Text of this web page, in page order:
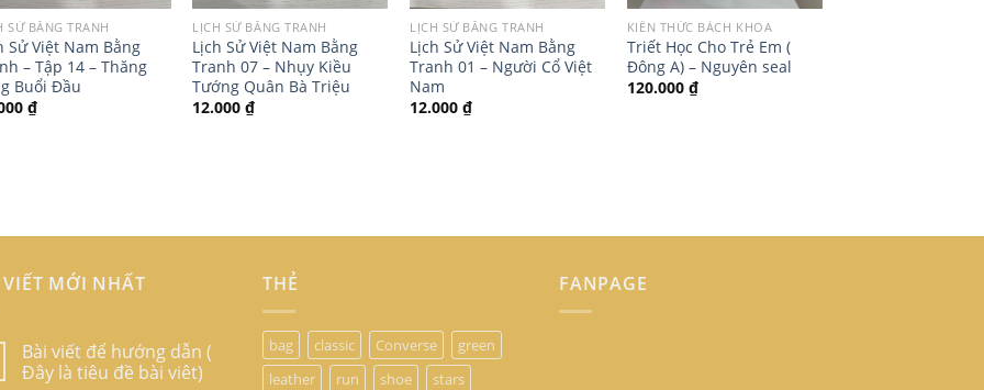
SỬ BẰNG TRANH
Sử Việt Nam Bằng
– Tập 14 – Thăng
Buổi Đầu
₫
LỊCH SỬ BẰNG TRANH
Lịch Sử Việt Nam Bằng
Tranh 07 – Nhụy Kiều
Tướng Quân Bà Triệu
12.000₫
LỊCH SỬ BẰNG TRANH
Lịch Sử Việt Nam Bằng
Tranh 01 – Người Cổ Việt
Nam
12.000₫
KIẾN THỨC BÁCH KHOA
Triết Học Cho Trẻ Em (
Đông A) – Nguyên seal
120.000 ₫
MỚI NHẤT
Bài viết để hướng dẫn (
Đây là tiêu đề bài viêt)
THẺ
bag classic Converse
green
leather
run shoe
stars
FANPAGE